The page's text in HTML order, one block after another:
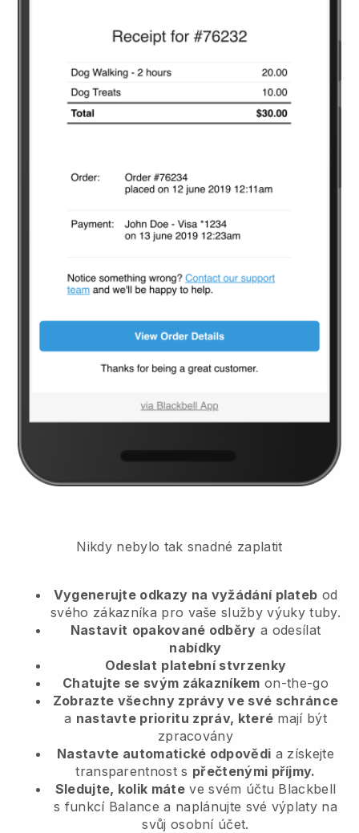
Nikdy nebylo tak snadné zaplatit
Vygenerujte odkazy na vyžádání plateb od
svého zákazníka pro vaše služby výuky tuby.
Nastavit opakované odběry a odesílat
nabídky
Odeslat platební stvrzenky
Chatujte se svým zákazníkem on-the-go
Zobrazte všechny zprávy ve své schránce
a nastavte prioritu zpráv, které mají být
zpracovány
Nastavte automatické odpovědi a získejte
transparentnost s přečtenými příjmy.
Sledujte, kolik máte ve svém účtu Blackbell
s funkcí Balance a naplánujte své výplaty na
svůj osobní účet.